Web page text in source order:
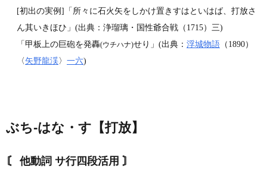
[初出の実例]「所々に石火矢をしかけ置きすはといはば、打放さ
ん其いきほひ」(出典：浄瑠璃・国性爺合戦（1715）三)
「甲板上の巨砲を発轟(ウチハナ)せり」(出典： 浮城物語 （1890）
〈矢野龍渓〉 一六)
ぶち‐はな・す【打放】
〘 他動詞 サ行四段活用 〙